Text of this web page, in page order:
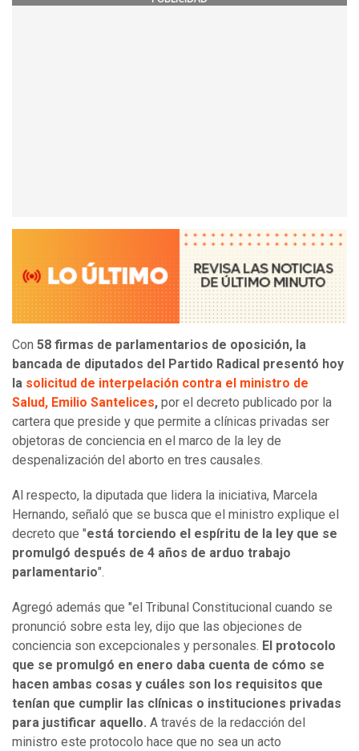
Con 58 firmas de parlamentarios de oposición, la
bancada de diputados del Partido Radical presentó hoy
la solicitud de interpelación contra el ministro de
Salud, Emilio Santelices, por el decreto publicado por la
cartera que preside y que permite a clínicas privadas ser
objetoras de conciencia en el marco de la ley de
despenalización del aborto en tres causales.
Al respecto, la diputada que lidera la iniciativa, Marcela
Hernando, señaló que se busca que el ministro explique el
decreto que "está torciendo el espíritu de la ley que se
promulgó después de 4 años de arduo trabajo
parlamentario".
Agregó además que "el Tribunal Constitucional cuando se
pronunció sobre esta ley, dijo que las objeciones de
conciencia son excepcionales y personales. El protocolo
que se promulgó en enero daba cuenta de cómo se
hacen ambas cosas y cuáles son los requisitos que
tenían que cumplir las clínicas o instituciones privadas
para justificar aquello. A través de la redacción del
ministro este protocolo hace que no sea un acto